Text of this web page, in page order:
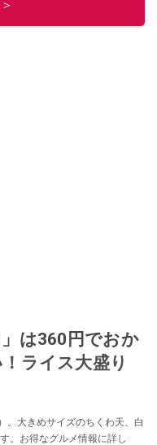
は360円でおか
ライス大盛り
。大きめサイズのちくわ天、白
。お得なグルメ情報に詳し